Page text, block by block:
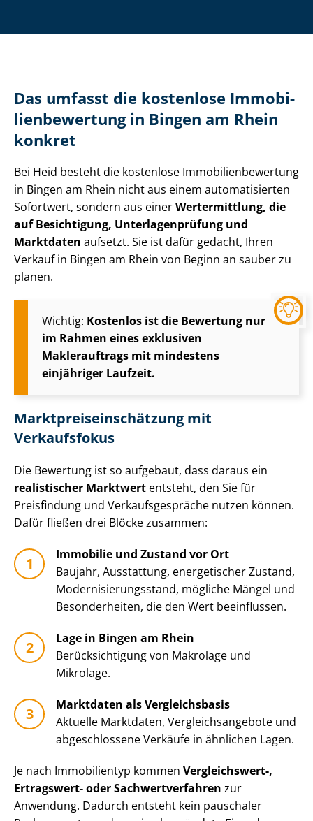
Das umfasst die kostenlose Im­mo­bi­
li­en­be­wer­tung in Bingen am Rhein
konkret
Bei Heid besteht die kostenlose Im­mo­bi­li­en­be­wer­tung
in Bingen am Rhein nicht aus einem automatisierten
Sofortwert, sondern aus einerWertermittlung, die
auf Besichtigung, Un­ter­la­gen­prü­fung und
Marktdaten aufsetzt. Sie ist dafür gedacht, Ihren
Verkauf in Bingen am Rhein von Beginn an sauber zu
planen.
Wichtig: Kostenlos ist die Bewertung nur
im Rahmen eines exklusiven
Maklerauftrags mit mindestens
einjähriger Laufzeit.
Markt­preis­ein­schät­zung mit
Verkaufsfokus
Die Bewertung ist so aufgebaut, dass daraus ein
realistischer Marktwert entsteht, den Sie für
Preisfindung und Ver­kaufs­ge­sprä­che nutzen können.
Dafür fließen drei Blöcke zusammen:
Immobilie und Zustand vor Ort
Baujahr, Ausstattung, energetischer Zustand,
Mo­der­ni­sie­rungs­stand, mögliche Mängel und
Besonderheiten, die den Wert beeinflussen.
Lage in Bingen am Rhein
Be­rück­sich­ti­gung von Makrolage und
Mikrolage.
Marktdaten als Vergleichsbasis
Aktuelle Marktdaten, Ver­gleichs­an­ge­bo­te und
abgeschlossene Verkäufe in ähnlichen Lagen.
Je nach Immobilientyp kommen Vergleichswert-,
Ertragswert- oder Sach­wert­ver­fah­ren zur
Anwendung. Dadurch entsteht kein pauschaler